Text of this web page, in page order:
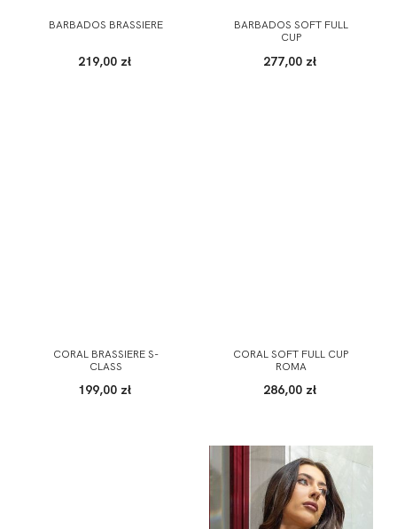
BARBADOS BRASSIERE
219,00 zł
BARBADOS SOFT FULL
CUP
277,00 zł
CORAL BRASSIERE S-
CLASS
199,00 zł
CORAL SOFT FULL CUP
ROMA
286,00 zł